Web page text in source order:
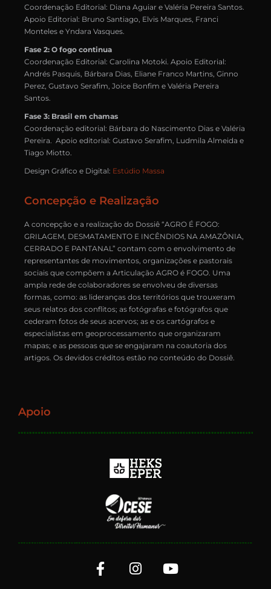
Coordenação Editorial: Diana Aguiar e Valéria Pereira Santos.
Apoio Editorial: Bruno Santiago, Elvis Marques, Franci
Monteles e Yndara Vasques.
Fase 2: O fogo continua
Coordenação Editorial: Carolina Motoki. Apoio Editorial:
Andrés Pasquis, Bárbara Dias, Eliane Franco Martins, Ginno
Perez, Gustavo Serafim, Joice Bonfim e Valéria Pereira
Santos.
Fase 3: Brasil em chamas
Coordenação editorial: Bárbara do Nascimento Dias e Valéria
Pereira. Apoio editorial: Gustavo Serafim, Ludmila Almeida e
Tiago Miotto.
Design Gráfico e Digital: Estúdio Massa
Concepção e Realização
A concepção e a realização do Dossiê “AGRO É FOGO:
GRILAGEM, DESMATAMENTO E INCÊNDIOS NA AMAZÔNIA,
CERRADO E PANTANAL” contam com o envolvimento de
representantes de movimentos, organizações e pastorais
sociais que compõem a Articulação AGRO é FOGO. Uma
ampla rede de colaboradores se envolveu de diversas
formas, como: as lideranças dos territórios que trouxeram
seus relatos dos conflitos; as fotógrafas e fotógrafos que
cederam fotos de seus acervos; as e os cartógrafos e
especialistas em geoprocessamento que organizaram
mapas; e as pessoas que se engajaram na coautoria dos
artigos. Os devidos créditos estão no conteúdo do Dossiê.
Apoio